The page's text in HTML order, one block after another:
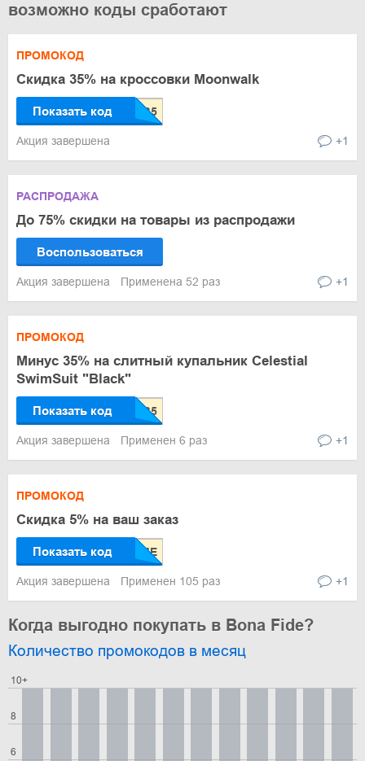
возможно коды сработают
ПРОМОКОД
Скидка 35% на кроссовки Moonwalk
Показать код
Акция завершена +1
РАСПРОДАЖА
До 75% скидки на товары из распродажи
Воспользоваться
Акция завершена Применена 52 раз +1
ПРОМОКОД
Минус 35% на слитный купальник Celestial
SwimSuit "Black"
Показать код
Акция завершена Применен 6 раз +1
ПРОМОКОД
Скидка 5% на ваш заказ
Показать код
Акция завершена Применен 105 раз +1
Когда выгодно покупать в Bona Fide?
Количество промокодов в месяц
6
8
10+